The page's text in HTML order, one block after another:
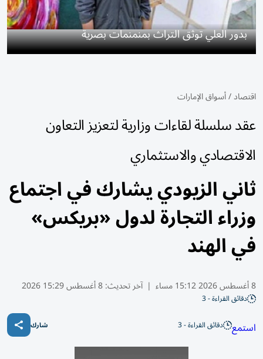
بدور العلي توثق التراث بمنمنمات بصرية
اقتصاد/أسواق الإمارات
عقد سلسلة لقاءات وزارية لتعزيز التعاون
الاقتصادي والاستثماري
ثاني الزيودي يشارك في اجتماع
وزراء التجارة لدول «بريكس»
في الهند
8 أغسطس 2026 15:12 مساء | آخر تحديث:8 أغسطس 15:29 2026
دقائق القراءة - 3
استمع دقائق القراءة - 3 شارك